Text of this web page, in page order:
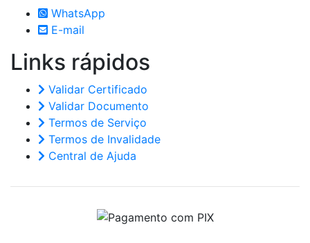
WhatsApp
E-mail
Links rápidos
Validar Certificado
Validar Documento
Termos de Serviço
Termos de Invalidade
Central de Ajuda